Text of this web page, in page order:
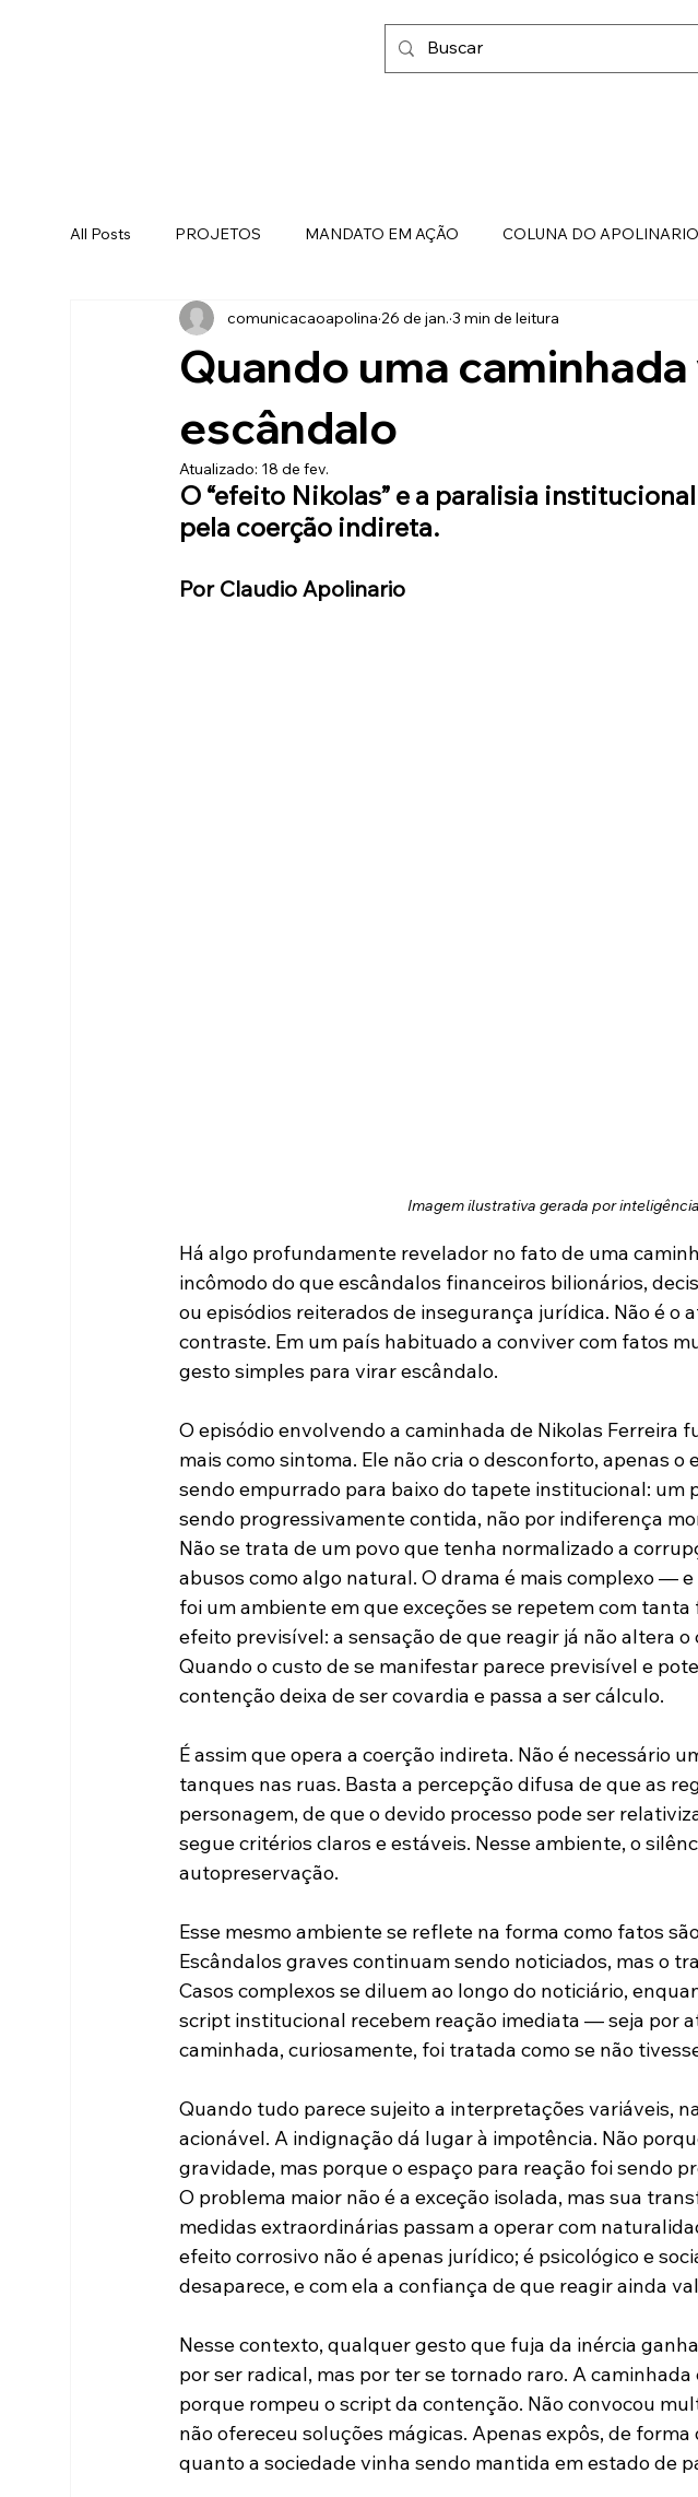
All Posts PROJETOS MANDATO EM AÇÃO COLUNA DO APOLINARIO
FAMÍLIA, FÉ E LIBERDADE
Quando uma
escândalo
comunicacaoapolina 26 de jan. 3 min de leitura
Atualizado: 18 de fev.
O “efeito Nikolas” e a paralisia
pela coerção indireta.
Por Claudio Apolinario
Imagem ilustrativa gerada por
Há algo profundamente revelador no fato de uma
incômodo do que escândalos financeiros bilionários,
ou episódios reiterados de insegurança jurídica. Não é o
contraste. Em um país habituado a conviver com fatos
gesto simples para virar escândalo.
O episódio envolvendo a caminhada de Nikolas Ferreira
mais como sintoma. Ele não cria o desconforto, apenas o
sendo empurrado para baixo do tapete institucional: um
sendo progressivamente contida, não por indiferença
Não se trata de um povo que tenha normalizado a
abusos como algo natural. O drama é mais complexo —
foi um ambiente em que exceções se repetem com
efeito previsível: a sensação de que reagir já não altera o
Quando o custo de se manifestar parece previsível e
contenção deixa de ser covardia e passa a ser cálculo.
É assim que opera a coerção indireta. Não é necessário
tanques nas ruas. Basta a percepção difusa de que as
personagem, de que o devido processo pode ser
segue critérios claros e estáveis. Nesse ambiente, o
autopreservação.
Esse mesmo ambiente se reflete na forma como fatos
Escândalos graves continuam sendo noticiados, mas o
Casos complexos se diluem ao longo do noticiário,
script institucional recebem reação imediata — seja por
caminhada, curiosamente, foi tratada como se não
Quando tudo parece sujeito a interpretações variáveis,
acionável. A indignação dá lugar à impotência. Não
gravidade, mas porque o espaço para reação foi sendo
O problema maior não é a exceção isolada, mas sua
medidas extraordinárias passam a operar com
efeito corrosivo não é apenas jurídico; é psicológico e
desaparece, e com ela a confiança de que reagir ainda
Nesse contexto, qualquer gesto que fuja da inércia
por ser radical, mas por ter se tornado raro. A
porque rompeu o script da contenção. Não convocou
não ofereceu soluções mágicas. Apenas expôs, de
quanto a sociedade vinha sendo mantida em estado de